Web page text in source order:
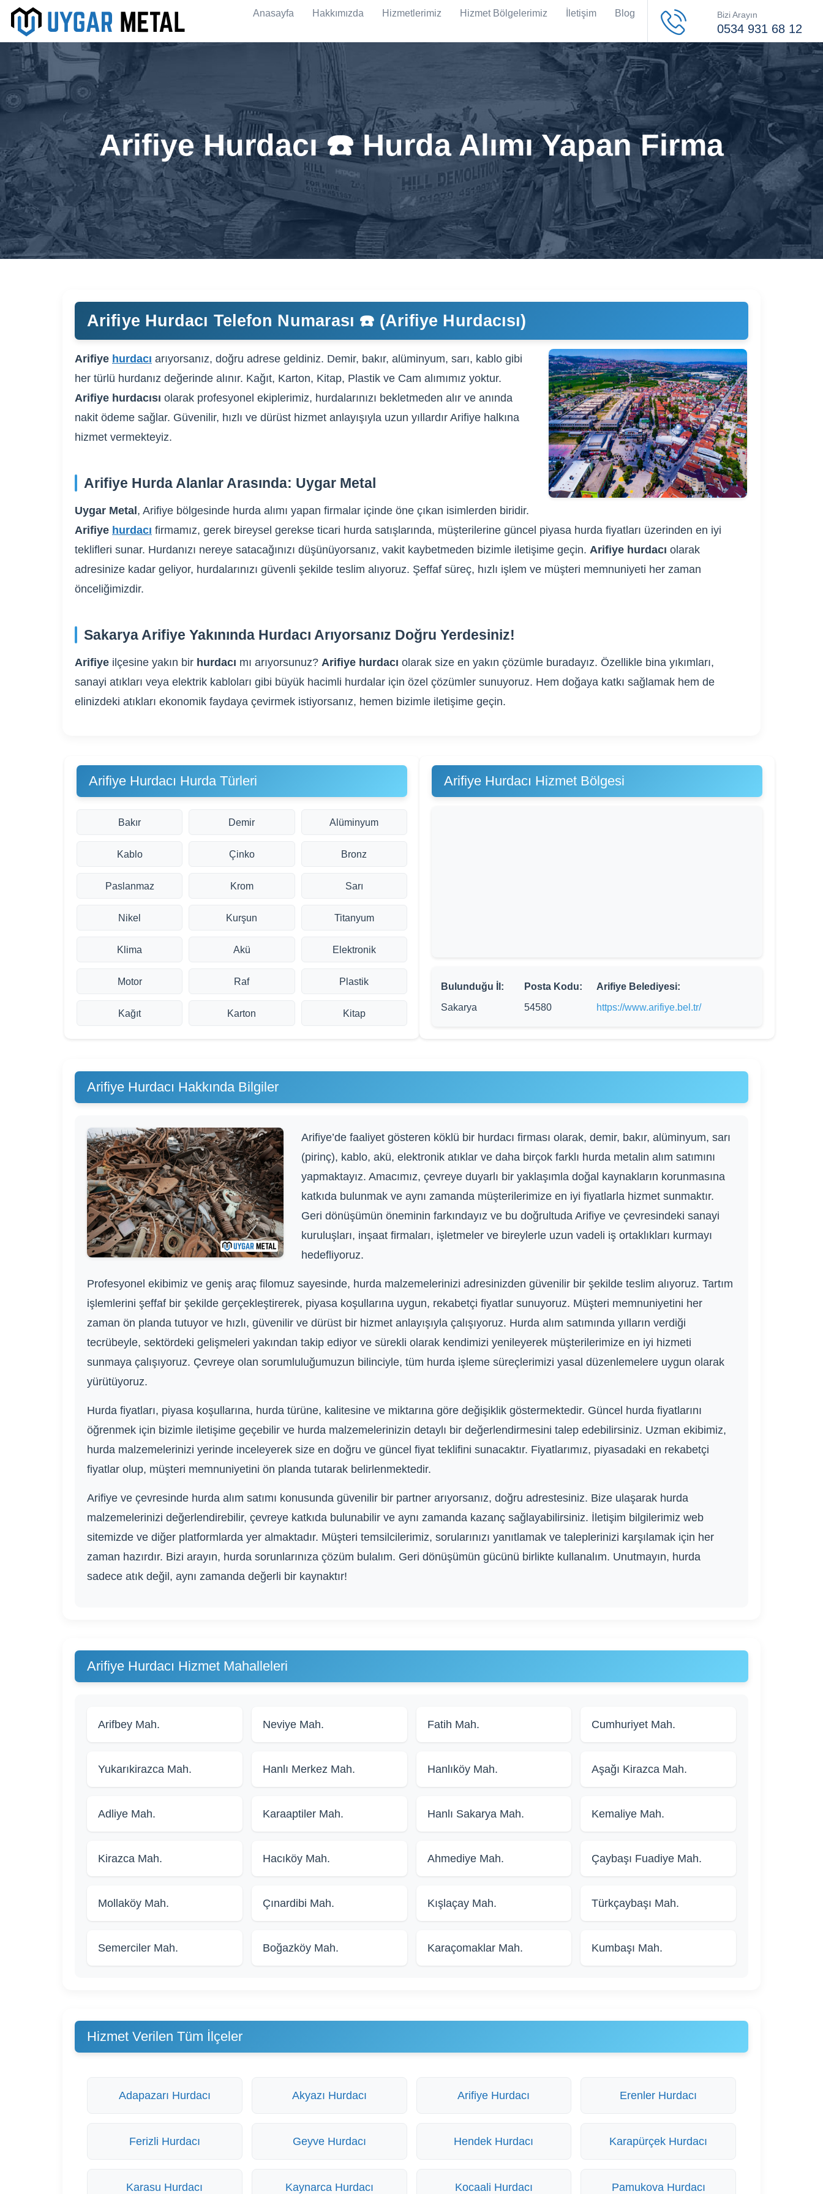
Anasayfa Hakkımızda Hizmetlerimiz Hizmet Bölgelerimiz İletişim Blog Bizi Arayın
0534 931 68 12
Arifiye Hurdacı ☎️ Hurda Alımı Yapan Firma
Arifiye Hurdacı Telefon Numarası ☎️ (Arifiye Hurdacısı)
Arifiye hurdacı arıyorsanız, doğru adrese geldiniz. Demir, bakır, alüminyum, sarı, kablo gibi
her türlü hurdanız değerinde alınır. Kağıt, Karton, Kitap, Plastik ve Cam alımımız yoktur.
Arifiye hurdacısı olarak profesyonel ekiplerimiz, hurdalarınızı bekletmeden alır ve anında
nakit ödeme sağlar. Güvenilir, hızlı ve dürüst hizmet anlayışıyla uzun yıllardır Arifiye halkına
hizmet vermekteyiz.
Arifiye Hurda Alanlar Arasında: Uygar Metal
Uygar Metal , Arifiye bölgesinde hurda alımı yapan firmalar içinde öne çıkan isimlerden biridir.
Arifiye hurdacı firmamız, gerek bireysel gerekse ticari hurda satışlarında, müşterilerine güncel piyasa hurda fiyatları üzerinden en iyi
teklifleri sunar. Hurdanızı nereye satacağınızı düşünüyorsanız, vakit kaybetmeden bizimle iletişime geçin. Arifiye hurdacı olarak
adresinize kadar geliyor, hurdalarınızı güvenli şekilde teslim alıyoruz. Şeffaf süreç, hızlı işlem ve müşteri memnuniyeti her zaman
önceliğimizdir.
Sakarya Arifiye Yakınında Hurdacı Arıyorsanız Doğru Yerdesiniz!
Arifiye ilçesine yakın bir hurdacı mı arıyorsunuz? Arifiye hurdacı olarak size en yakın çözümle buradayız. Özellikle bina yıkımları,
sanayi atıkları veya elektrik kabloları gibi büyük hacimli hurdalar için özel çözümler sunuyoruz. Hem doğaya katkı sağlamak hem de
elinizdeki atıkları ekonomik faydaya çevirmek istiyorsanız, hemen bizimle iletişime geçin.
Arifiye Hurdacı Hurda Türleri
Bakır Demir Alüminyum
Kablo Çinko Bronz
Paslanmaz Krom Sarı
Nikel Kurşun Titanyum
Klima Akü Elektronik
Motor Raf Plastik
Kağıt Karton Kitap
Arifiye Hurdacı Hizmet Bölgesi
Bulunduğu İl:
Sakarya
Posta Kodu:
54580
Arifiye Belediyesi:
https://www.arifiye.bel.tr/
Arifiye Hurdacı Hakkında Bilgiler
Arifiye’de faaliyet gösteren köklü bir hurdacı firması olarak, demir, bakır, alüminyum, sarı
(pirinç), kablo, akü, elektronik atıklar ve daha birçok farklı hurda metalin alım satımını
yapmaktayız. Amacımız, çevreye duyarlı bir yaklaşımla doğal kaynakların korunmasına
katkıda bulunmak ve aynı zamanda müşterilerimize en iyi fiyatlarla hizmet sunmaktır.
Geri dönüşümün öneminin farkındayız ve bu doğrultuda Arifiye ve çevresindeki sanayi
kuruluşları, inşaat firmaları, işletmeler ve bireylerle uzun vadeli iş ortaklıkları kurmayı
hedefliyoruz.
Profesyonel ekibimiz ve geniş araç filomuz sayesinde, hurda malzemelerinizi adresinizden güvenilir bir şekilde teslim alıyoruz. Tartım
işlemlerini şeffaf bir şekilde gerçekleştirerek, piyasa koşullarına uygun, rekabetçi fiyatlar sunuyoruz. Müşteri memnuniyetini her
zaman ön planda tutuyor ve hızlı, güvenilir ve dürüst bir hizmet anlayışıyla çalışıyoruz. Hurda alım satımında yılların verdiği
tecrübeyle, sektördeki gelişmeleri yakından takip ediyor ve sürekli olarak kendimizi yenileyerek müşterilerimize en iyi hizmeti
sunmaya çalışıyoruz. Çevreye olan sorumluluğumuzun bilinciyle, tüm hurda işleme süreçlerimizi yasal düzenlemelere uygun olarak
yürütüyoruz.
Hurda fiyatları, piyasa koşullarına, hurda türüne, kalitesine ve miktarına göre değişiklik göstermektedir. Güncel hurda fiyatlarını
öğrenmek için bizimle iletişime geçebilir ve hurda malzemelerinizin detaylı bir değerlendirmesini talep edebilirsiniz. Uzman ekibimiz,
hurda malzemelerinizi yerinde inceleyerek size en doğru ve güncel fiyat teklifini sunacaktır. Fiyatlarımız, piyasadaki en rekabetçi
fiyatlar olup, müşteri memnuniyetini ön planda tutarak belirlenmektedir.
Arifiye ve çevresinde hurda alım satımı konusunda güvenilir bir partner arıyorsanız, doğru adrestesiniz. Bize ulaşarak hurda
malzemelerinizi değerlendirebilir, çevreye katkıda bulunabilir ve aynı zamanda kazanç sağlayabilirsiniz. İletişim bilgilerimiz web
sitemizde ve diğer platformlarda yer almaktadır. Müşteri temsilcilerimiz, sorularınızı yanıtlamak ve taleplerinizi karşılamak için her
zaman hazırdır. Bizi arayın, hurda sorunlarınıza çözüm bulalım. Geri dönüşümün gücünü birlikte kullanalım. Unutmayın, hurda
sadece atık değil, aynı zamanda değerli bir kaynaktır!
Arifiye Hurdacı Hizmet Mahalleleri
Arifbey Mah. Neviye Mah. Fatih Mah. Cumhuriyet Mah.
Yukarıkirazca Mah. Hanlı Merkez Mah. Hanlıköy Mah. Aşağı Kirazca Mah.
Adliye Mah. Karaaptiler Mah. Hanlı Sakarya Mah. Kemaliye Mah.
Kirazca Mah. Hacıköy Mah. Ahmediye Mah. Çaybaşı Fuadiye Mah.
Mollaköy Mah. Çınardibi Mah. Kışlaçay Mah. Türkçaybaşı Mah.
Semerciler Mah. Boğazköy Mah. Karaçomaklar Mah. Kumbaşı Mah.
Hizmet Verilen Tüm İlçeler
Adapazarı Hurdacı Akyazı Hurdacı Arifiye Hurdacı Erenler Hurdacı
Ferizli Hurdacı Geyve Hurdacı Hendek Hurdacı Karapürçek Hurdacı
Karasu Hurdacı Kaynarca Hurdacı Kocaali Hurdacı Pamukova Hurdacı